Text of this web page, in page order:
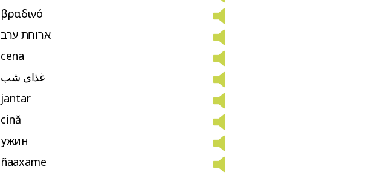
βραδινό
ארוחת ערב
cena
غذای شب
jantar
cină
ужин
ñaaxame